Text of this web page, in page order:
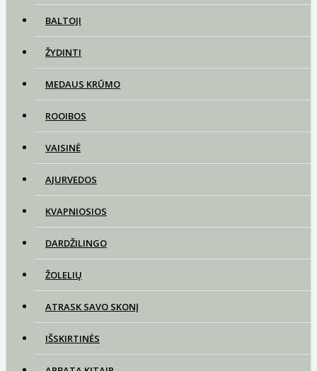
BALTOJI
ŽYDINTI
MEDAUS KRŪMO
ROOIBOS
VAISINĖ
AJURVEDOS
KVAPNIOSIOS
DARDŽILINGO
ŽOLELIŲ
ATRASK SAVO SKONĮ
IŠSKIRTINĖS